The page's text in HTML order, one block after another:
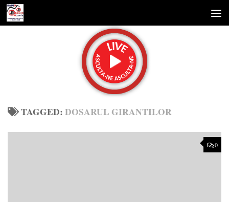
Skip to content
TAGGED:DOSARUL GIRANTILOR
0